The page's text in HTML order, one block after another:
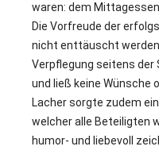
waren: dem
Die Vorfreude der
nicht enttäuscht
Verpflegung seitens der
und ließ keine Wünsche
Lacher sorgte zudem
welcher alle Beteiligten
humor- und liebevoll